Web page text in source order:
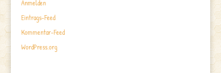
Anmelden
Eintrags-Feed
Kommentar-Feed
WordPress.org